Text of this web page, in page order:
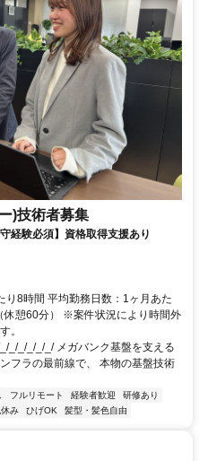
)技術者募集
経験必須】資格取得支援あり
り8時間 平均勤務日数：1ヶ月あた
休憩60分） ※案件状況により時間外
。
_/_/_/_/_/ メガバンク基盤を支える
フラの最前線で、 本物の基盤技術
フルリモート 経験者歓迎
研修あり
み ひげOK 髪型・髪色自由